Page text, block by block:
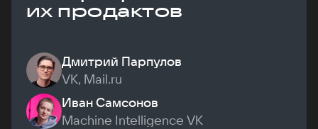
их продактов
Дмитрий Парпулов
VK, Mail.ru
Иван Самсонов
Machine Intelligence VK